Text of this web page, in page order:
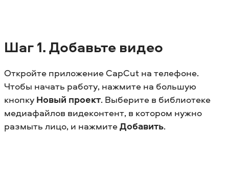
Шаг 1. Добавьте видео
Откройте приложение CapCut на телефоне.
Чтобы начать работу, нажмите на большую
кнопку Новый проект. Выберите в библиотеке
медиафайлов видеконтент, в котором нужно
размыть лицо, и нажмитеДобавить.